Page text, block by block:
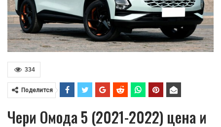
334
Поделится
Чери Омода 5 (2021-2022) цена и